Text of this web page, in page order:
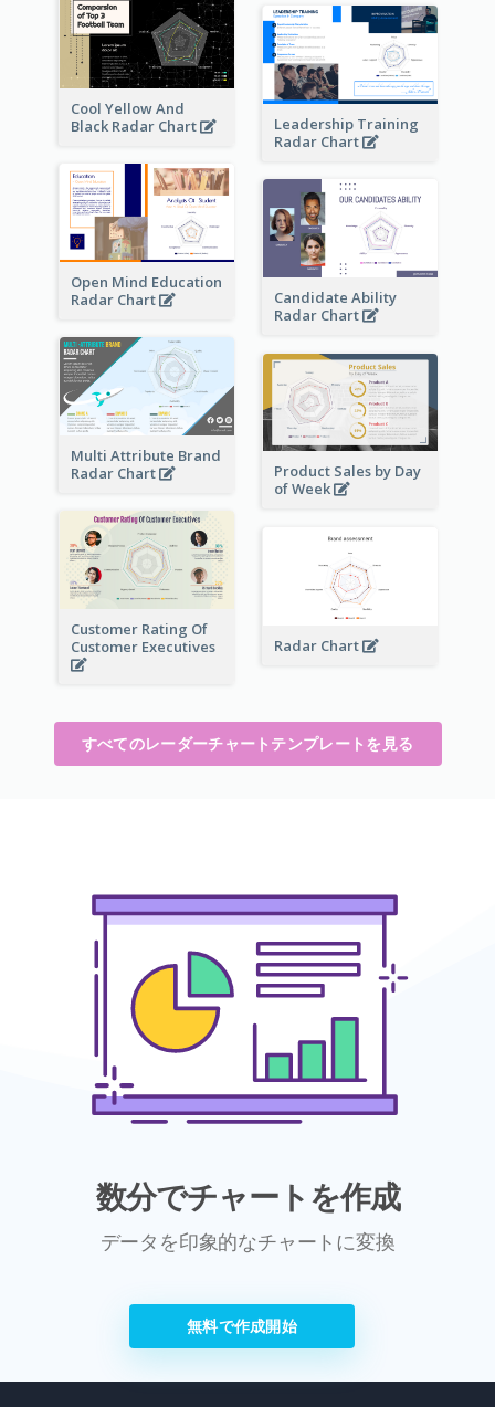
Cool Yellow And
Black Radar Chart
Leadership Training
Radar Chart
Open Mind Education
Radar Chart
Candidate Ability
Radar Chart
Multi Attribute Brand
Radar Chart
Product Sales by Day
of Week
Customer Rating Of
Customer Executives
Radar Chart
すべてのレーダーチャートテンプレートを見る
数分でチャートを作成
データを印象的なチャートに変換
無料で作成開始